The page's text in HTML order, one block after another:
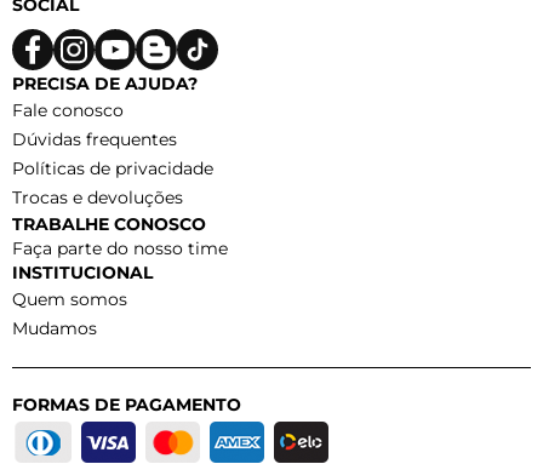
SOCIAL
PRECISA DE AJUDA?
Fale conosco
Dúvidas frequentes
Políticas de privacidade
Trocas e devoluções
TRABALHE CONOSCO
Faça parte do nosso time
INSTITUCIONAL
Quem somos
Mudamos
FORMAS DE PAGAMENTO